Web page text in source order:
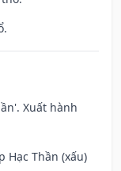
Xuất hành
Hạc Thần (xấu)